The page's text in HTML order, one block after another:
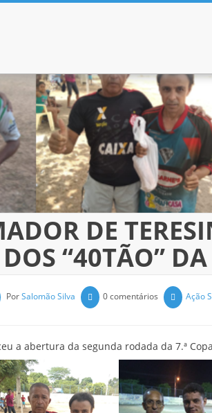
DE
“40TÃO”
PorSalomão Silva 0 comentários Ação
a abertura da segunda rodada da 7.ª